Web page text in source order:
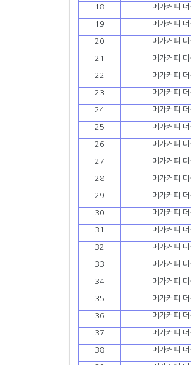
18 메가커피
19 메가커피
20 메가커피
21 메가커피
22 메가커피
23 메가커피
24 메가커피
25 메가커피
26 메가커피
27 메가커피
28 메가커피
29 메가커피
30 메가커피
31 메가커피
32 메가커피
33 메가커피
34 메가커피
35 메가커피
36 메가커피
37 메가커피
38 메가커피